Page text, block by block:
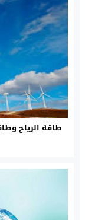
طاقة الرياح